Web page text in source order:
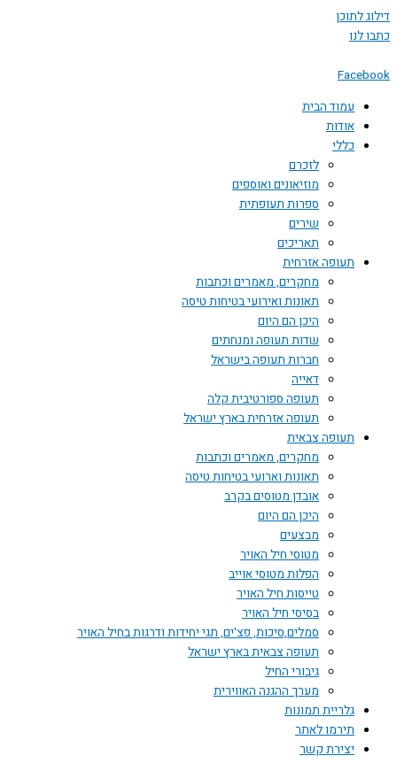
דילוג לתוכן
כתבו לנו
Facebook
עמוד הבית
אודות
כללי
לזכרם
מוזיאונים ואוספים
ספרות תעופתית
שירים
תאריכים
תעופה אזרחית
מחקרים, מאמרים וכתבות
תאונות ואירועי בטיחות טיסה
היכן הם היום
שדות תעופה ומנחתים
חברות תעופה בישראל
דאייה
תעופה ספורטיבית קלה
תעופה אזרחית בארץ ישראל
תעופה צבאית
מחקרים, מאמרים וכתבות
תאונות וארועי בטיחות טיסה
אובדן מטוסים בקרב
היכן הם היום
מבצעים
מטוסי חיל האויר
הפלות מטוסי אוייב
טייסות חיל האויר
בסיסי חיל האויר
סמלים,סיכות, פצ'ים, תגי יחידות ודרגות בחיל האויר
תעופה צבאית בארץ ישראל
גיבורי החיל
מערך ההגנה האווירית
גלריית תמונות
תירמו לאתר
יצירת קשר